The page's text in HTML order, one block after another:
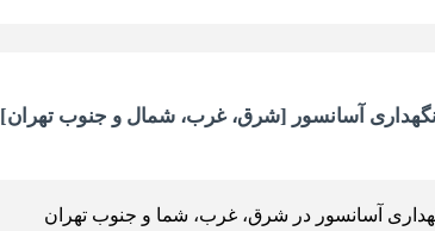
آسانسور [شرق، غرب، شمال و جنوب تهران]